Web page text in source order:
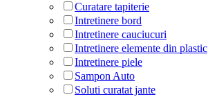
Curatare tapiterie
Intretinere bord
Intretinere cauciucuri
Intretinere elemente din plastic
Intretinere piele
Sampon Auto
Soluti curatat jante